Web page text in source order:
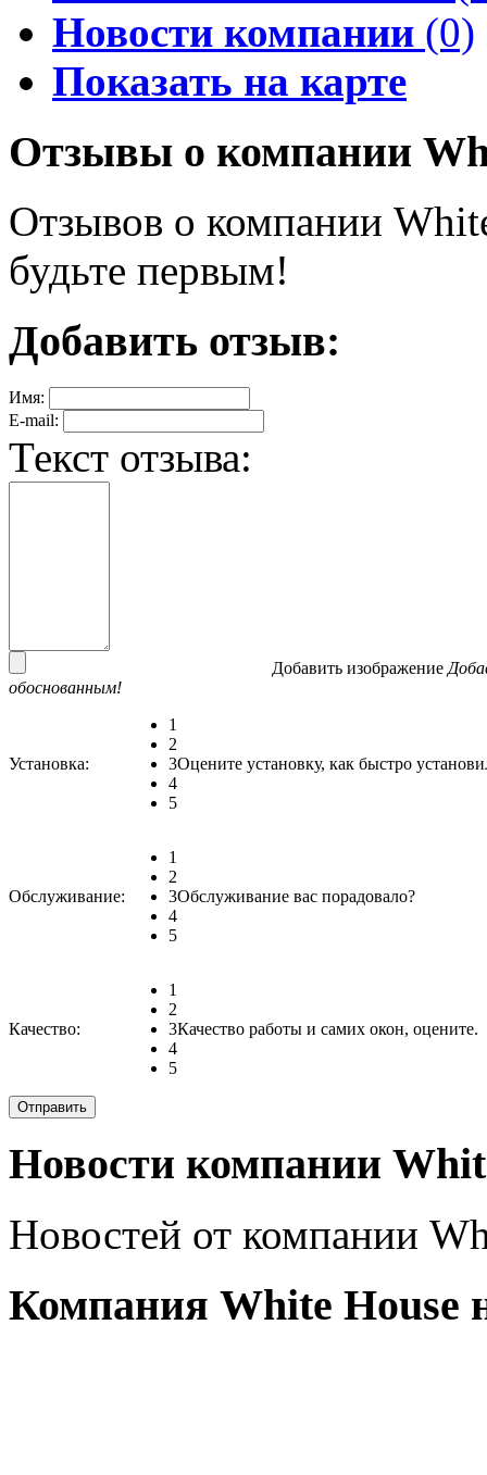
Новости компании (0)
Показать на карте
Отзывы о компании
Отзывов о компании
будьте первым!
Добавить отзыв:
Имя:
E-mail:
Текст отзыва:
Добавить изображение
обоснованным!
Установка:
1
2
3
4
5
Оцените установку, как быстро
Обслуживание:
1
2
3
4
5
Обслуживание вас порадовало?
Качество:
1
2
3
4
5
Качество работы и самих окон, оцените.
Новости компании
Новостей от компании
Компания White House